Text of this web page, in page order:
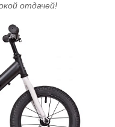
отдачей!